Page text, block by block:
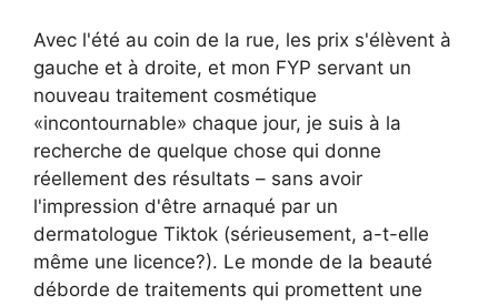
Avec l'été au coin de la rue, les prix s'élèvent à
gauche et à droite, et mon FYP servant un
nouveau traitement cosmétique
«incontournable» chaque jour, je suis à la
recherche de quelque chose qui donne
réellement des résultats – sans avoir
l'impression d'être arnaqué par un
dermatologue Tiktok (sérieusement, a-t-elle
même une licence?). Le monde de la beauté
déborde de traitements qui promettent une